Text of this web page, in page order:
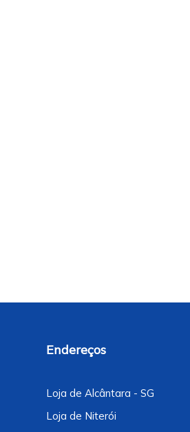
Endereços
Loja de Alcântara - SG
Loja de Niterói